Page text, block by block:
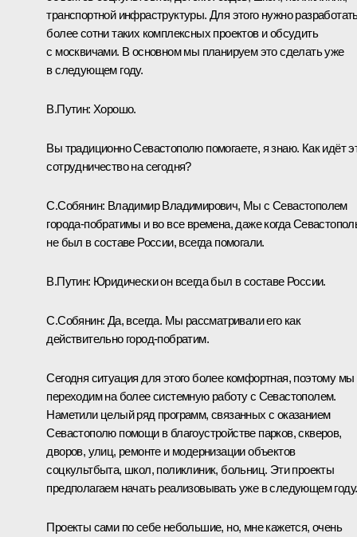
транспортной инфраструктуры. Для этого нужно
более сотни таких комплексных проектов и обсудить
с москвичами. В основном мы планируем это сделать уже
в следующем году.
В.Путин: Хорошо.
Вы традиционно Севастополю помогаете, я знаю. Как идёт
сотрудничество на сегодня?
С.Собянин: Владимир Владимирович, Мы с Севастополем
города-побратимы и во все времена, даже когда
не был в составе России, всегда помогали.
В.Путин: Юридически он всегда был в составе России.
С.Собянин: Да, всегда. Мы рассматривали его как
действительно город-побратим.
Сегодня ситуация для этого более комфортная, поэтому мы
переходим на более системную работу с Севастополем.
Наметили целый ряд программ, связанных с оказанием
Севастополю помощи в благоустройстве парков, скверов,
дворов, улиц, ремонте и модернизации объектов
соцкультбыта, школ, поликлиник, больниц. Эти проекты
предполагаем начать реализовывать уже в следующем году.
Проекты сами по себе небольшие, но, мне кажется, очень